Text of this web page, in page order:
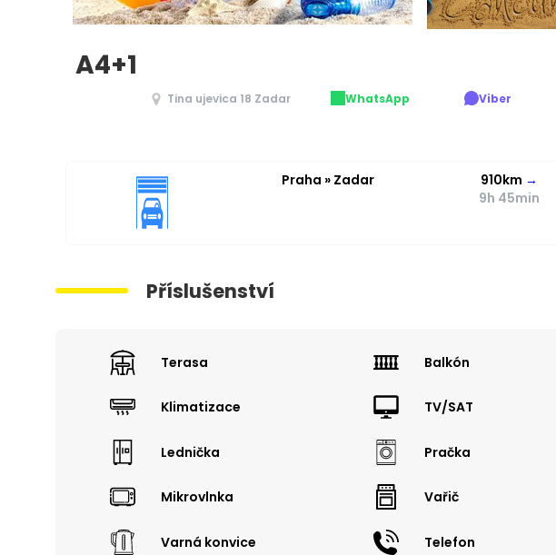
A4+1
Tina ujevica 18 Zadar WhatsApp Viber
Praha » Zadar 910km →
9h 45min
Příslušenství
Terasa Balkón
Klimatizace TV/SAT
Lednička Pračka
Mikrovlnka Vařič
Varná konvice Telefon